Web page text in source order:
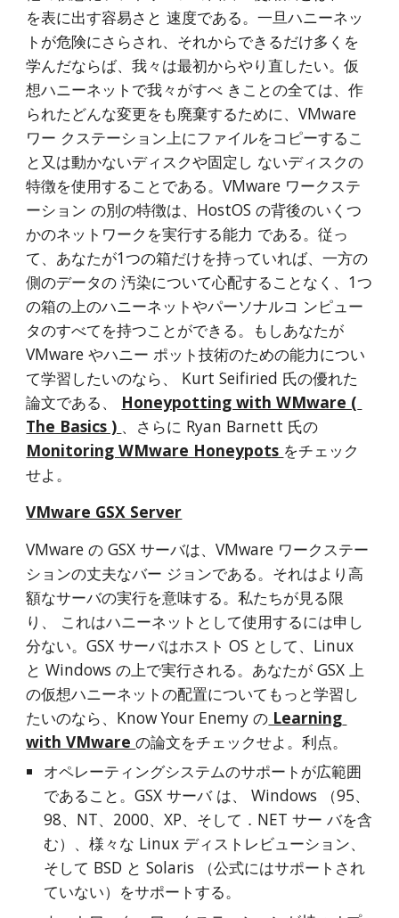
を表に出す容易さと 速度である。一旦ハニーネッ
トが危険にさらされ、それからできるだけ多くを
学んだならば、我々は最初からやり直したい。仮
想ハニーネットで我々がすべ きことの全ては、作
られたどんな変更をも廃棄するために、VMware
ワー クステーション上にファイルをコピーするこ
と又は動かないディスクや固定し ないディスクの
特徴を使用することである。VMware ワークステ
ーション の別の特徴は、HostOS の背後のいくつ
かのネットワークを実行する能力 である。従っ
て、あなたが1つの箱だけを持っていれば、一方の
側のデータの 汚染について心配することなく、1つ
の箱の上のハニーネットやパーソナルコ ンピュー
タのすべてを持つことができる。もしあなたが
VMware やハニー ポット技術のための能力につい
て学習したいのなら、 Kurt Seifiried 氏の優れた
論文である、 Honeypotting with WMware (
The Basics ) 、さらに Ryan Barnett 氏の
Monitoring WMware Honeypots をチェック
せよ。
VMware GSX Server
VMware の GSX サーバは、VMware ワークステー
ションの丈夫なバー ジョンである。それはより高
額なサーバの実行を意味する。私たちが見る限
り、 これはハニーネットとして使用するには申し
分ない。GSX サーバはホスト OS として、Linux
と Windows の上で実行される。あなたが GSX 上
の仮想ハニーネットの配置についてもっと学習し
たいのなら、Know Your Enemy の Learning
with VMware の論文をチェックせよ。利点。
オペレーティングシステムのサポートが広範囲
であること。GSX サーバ は、 Windows （95、
98、NT、2000、XP、そして．NET サー バを含
む）、様々な Linux ディストレビューション、
そして BSD と Solaris （公式にはサポートされ
ていない）をサポートする。